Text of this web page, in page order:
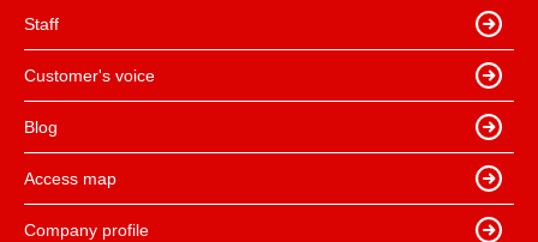
Staff
Customer's voice
Blog
Access map
Company profile